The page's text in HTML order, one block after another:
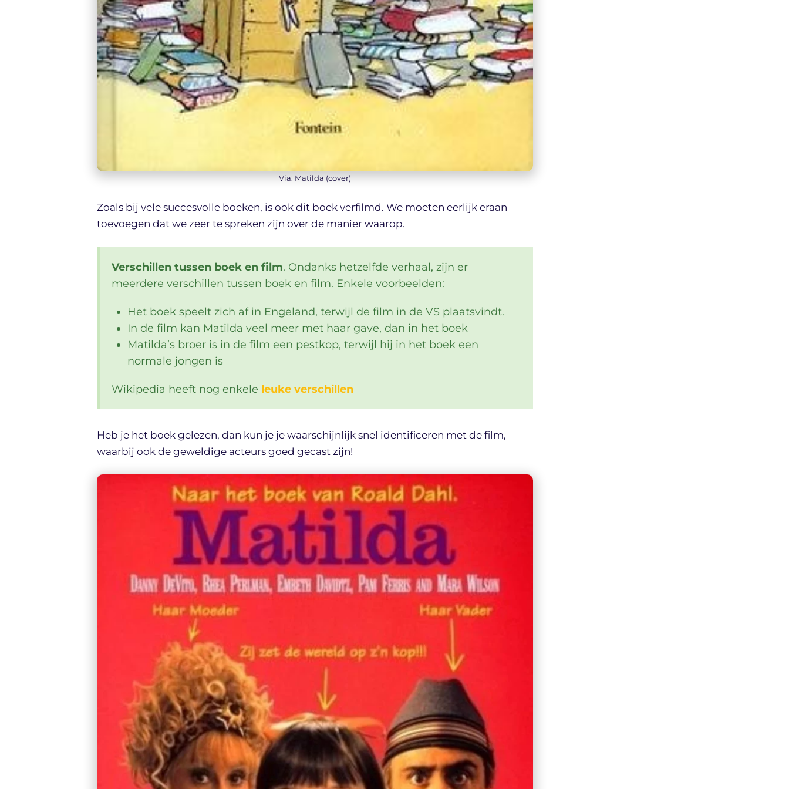
Via: Matilda (cover)
Zoals bij vele succesvolle boeken, is ook dit boek verfilmd. We moeten eerlijk eraan
toevoegen dat we zeer te spreken zijn over de manier waarop.
Verschillen tussen boek en film. Ondanks hetzelfde verhaal, zijn er
meerdere verschillen tussen boek en film. Enkele voorbeelden:
Het boek speelt zich af in Engeland, terwijl de film in de VS plaatsvindt.
In de film kan Matilda veel meer met haar gave, dan in het boek
Matilda’s broer is in de film een pestkop, terwijl hij in het boek een
normale jongen is
Wikipedia heeft nog enkele leuke verschillen
Heb je het boek gelezen, dan kun je je waarschijnlijk snel identificeren met de film,
waarbij ook de geweldige acteurs goed gecast zijn!